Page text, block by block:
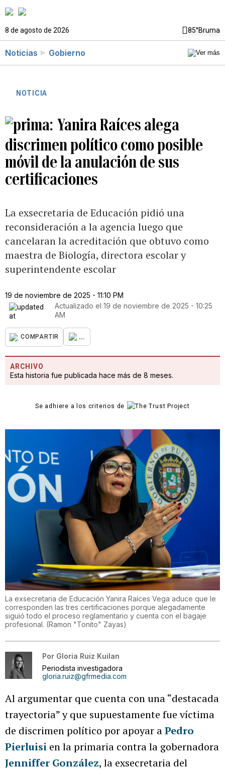
8 de agosto de 2026 85°Bruma
Noticias Gobierno
NOTICIA
Yanira Raíces alega
discrimen político como posible
móvil de la anulación de sus
certificaciones
La exsecretaria de Educación pidió una
reconsideración a la agencia luego que
cancelaran la acreditación que obtuvo como
maestra de Biología, directora escolar y
superintendente escolar
19 de noviembre de 2025 - 11:10 PM
Actualizado el 19 de noviembre de 2025 - 10:25
AM
COMPARTIR ...
ARCHIVO
Esta historia fue publicada hace más de 8 meses.
Se adhiere a los criterios de
La exsecretaria de Educación Yanira Raíces Vega aduce que le
corresponden las tres certificaciones porque alegadamente
siguió todo el proceso reglamentario y cuenta con el bagaje
profesional. (Ramon "Tonito" Zayas)
Por Gloria Ruiz Kuilan
Periodista investigadora
gloria.ruiz@gfrmedia.com
Al argumentar que cuenta con una “destacada
trayectoria” y que supuestamente fue víctima
de discrimen político por apoyar aPedro
Pierluisi en la primaria contra la gobernadora
Jenniffer González, la exsecretaria del